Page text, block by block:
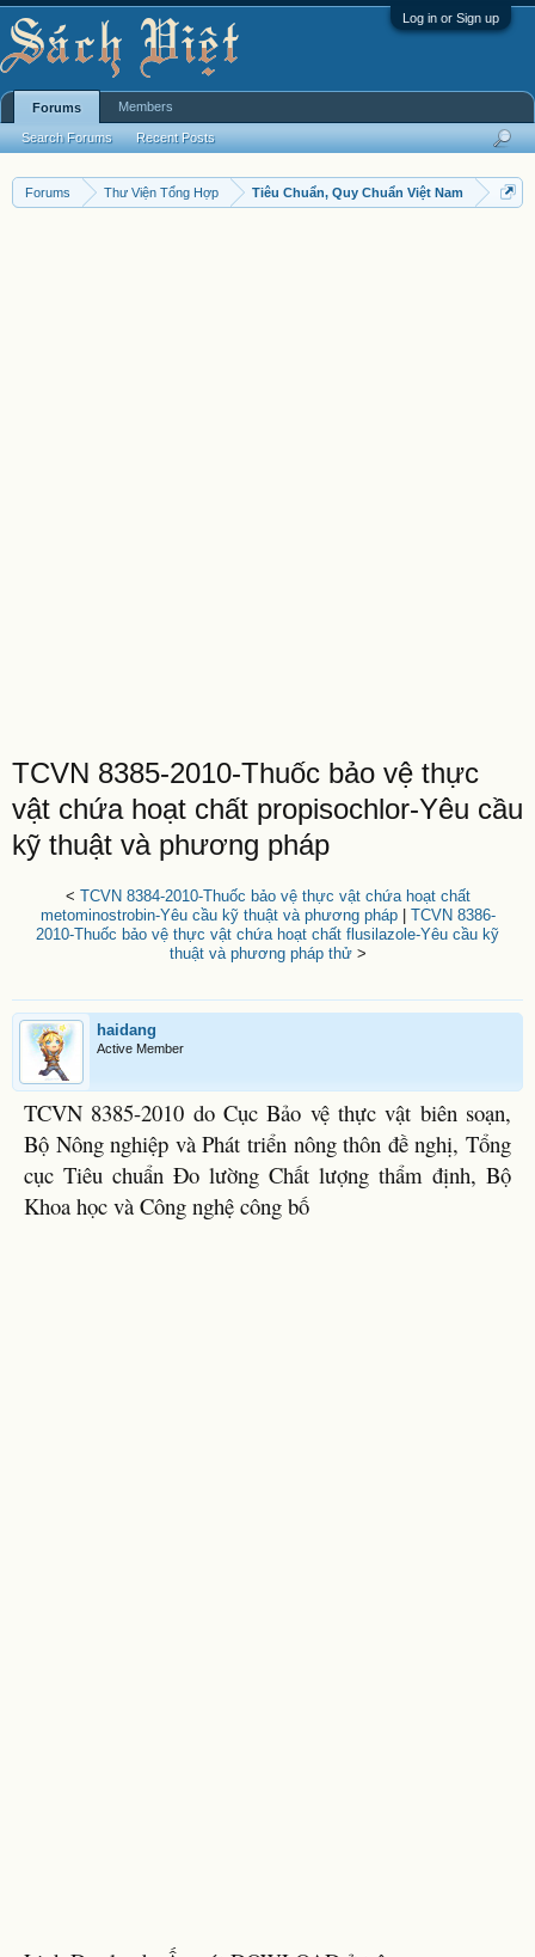
Log in or Sign up
Forums Thư Viện Tổng Hợp Tiêu Chuẩn, Quy Chuẩn Việt Nam
TCVN 8385-2010-Thuốc bảo vệ thực
vật chứa hoạt chất propisochlor-Yêu cầu
kỹ thuật và phương pháp
< TCVN 8384-2010-Thuốc bảo vệ thực vật chứa hoạt chất
metominostrobin-Yêu cầu kỹ thuật và phương pháp| TCVN 8386-
2010-Thuốc bảo vệ thực vật chứa hoạt chất flusilazole-Yêu cầu kỹ
thuật và phương pháp thử>
haidang
Active Member
TCVN 8385-2010 do Cục Bảo vệ thực vật biên soạn,
Bộ Nông nghiệp và Phát triển nông thôn đề nghị, Tổng
cục Tiêu chuẩn Đo lường Chất lượng thẩm định, Bộ
Khoa học và Công nghệ công bố
Forums
Search Forums Recent Posts
Members